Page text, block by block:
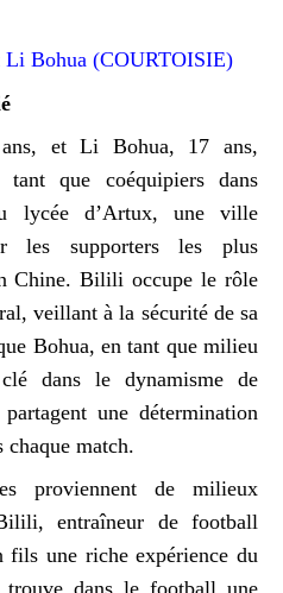
Bohua (COURTOISIE)
et Li Bohua, 17 ans,
que coéquipiers dans
lycée d’Artux, une ville
les supporters les plus
Chine. Bilili occupe le rôle
veillant à la sécurité de sa
Bohua, en tant que milieu
dans le dynamisme de
une détermination
chaque match.
proviennent de milieux
entraîneur de football
fils une riche expérience du
dans le football une